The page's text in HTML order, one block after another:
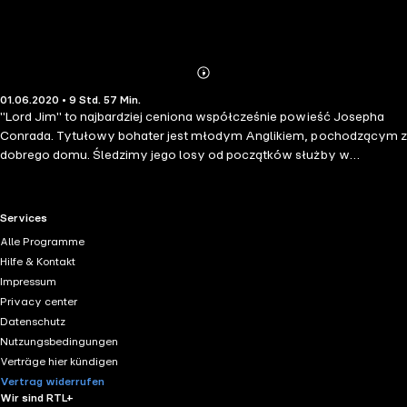
Mehr
01.06.2020 • 9 Std. 57 Min.
"Lord Jim" to najbardziej ceniona współcześnie powieść Josepha
Conrada. Tytułowy bohater jest młodym Anglikiem, pochodzącym z
dobrego domu. Śledzimy jego losy od początków służby w
wszystkim jednak utwór jest historią o utraconym honorze i próbach
opisów morskich przygód, ale i przybliża egzotykę Wschodu.
konfrontacji z wrażliwością serca. Jak zwykle Conrad
eksperymentuje z ludzkimi słabościami i namiętnościami, które
wystawiają etykę bohaterów na próbę. Nowatorskie środki użyte
przez autora do przedstawienia problematyki moralności i psychiki
człowieka, sytuują Conrada wśród pierwszych modernistów
literatury angielskiej.
RTL+ useful links.
Services
Alle Programme
Hilfe & Kontakt
Impressum
Privacy center
Datenschutz
Nutzungsbedingungen
Verträge hier kündigen
Vertrag widerrufen
Wir sind RTL+